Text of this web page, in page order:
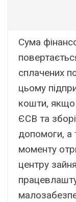
Сума
сплачених
цьому
кошти, якщо
ЄСВ та
допомоги, а
моменту
центру